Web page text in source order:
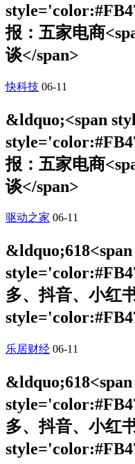
报：五家电商
谈</span>
快科技 06-11
&ldquo;<span
报：五家电商
谈</span>
驱动之家 06-11
多、抖音、小红
乐居财经 06-11
多、抖音、小红